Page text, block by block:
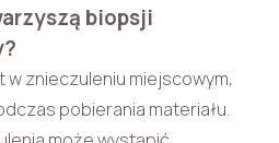
biopsji
znieczuleniu miejscowym,
pobierania materiału.